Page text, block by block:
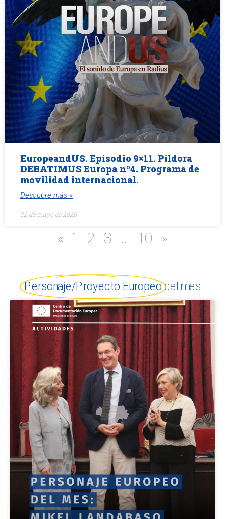
EuropeandUS. Episodio 9×11. Píldora
DEBATIMUS Europa nº4. Programa de
movilidad internacional.
Descubre más »
22 de mayo de 2026
« 1 2 3 … 10 »
Personaje/Proyecto Europeodel mes